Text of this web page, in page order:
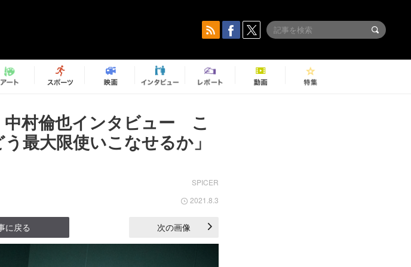
中村倫也インタビュー こ
最大限使いこなせるか」
SPICER
2021.8.3
に戻る 次の画像